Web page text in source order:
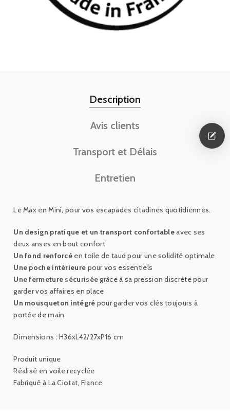
Description
Avis clients
Transport et Délais
Entretien
Le Max en Mini, pour vos escapades citadines quotidiennes.
Un design pratique et un transport confortableavec ses
deux anses en bout confort
Un fond renforcé en toile de taud pour une solidité optimale
Une poche intérieure pour vos essentiels
Une fermeture sécuriséegrâce à sa pression discrète pour
garder vos affaires en place
Un mousqueton intégré pour garder vos clés toujours à
portée de main
Dimensions : H36xL42/27xP16 cm
Produit unique
Réalisé en voile recyclée
Fabriqué à La Ciotat, France